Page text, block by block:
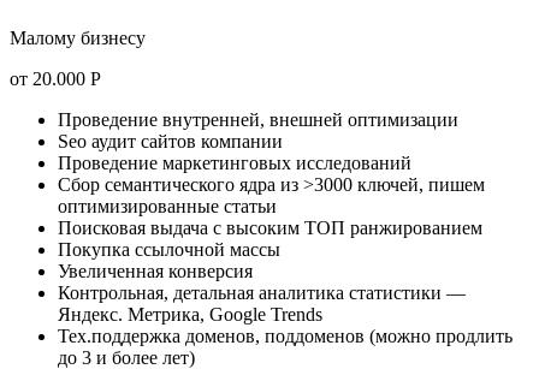
Малому бизнесу
от 20.000 Р
Проведение внутренней, внешней оптимизации
Seo аудит сайтов компании
Проведение маркетинговых исследований
Сбор семантического ядра из >3000 ключей, пишем
оптимизированные статьи
Поисковая выдача с высоким ТОП ранжированием
Покупка ссылочной массы
Увеличенная конверсия
Контрольная, детальная аналитика статистики —
Яндекс. Метрика, Google Trends
Тех.поддержка доменов, поддоменов (можно продлить
до 3 и более лет)